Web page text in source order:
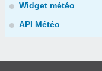
Widget météo
API Météo